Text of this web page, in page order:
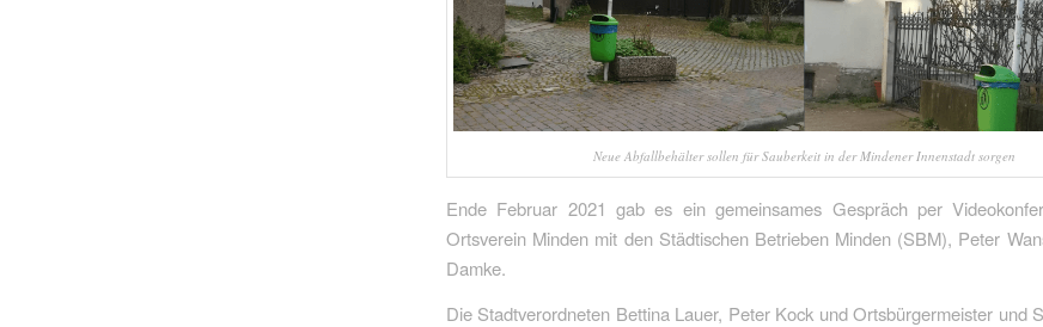
Neue Abfallbehälter sollen für Sauberkeit in der Mindener Innenstadt sorgen
Ende Februar 2021 gab es ein gemeinsames Gespräch per
Ortsverein Minden mit den Städtischen Betrieben Minden (SBM), Peter
Damke.
Die Stadtverordneten Bettina Lauer, Peter Kock und Ortsbürgermeister und